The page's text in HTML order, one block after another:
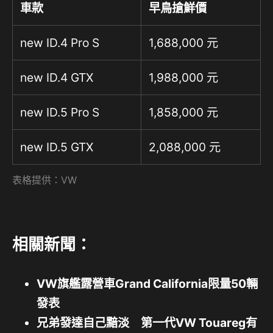
車款 早鳥搶鮮價
new ID.4 Pro S 1,688,000 元
new ID.4 GTX 1,988,000 元
new ID.5 Pro S 1,858,000 元
new ID.5 GTX 2,088,000 元
表格提供：VW
相關新聞：
VW旗艦露營車Grand California限量50輛
發表
兄弟發達自己黯淡 第一代VW Touareg有